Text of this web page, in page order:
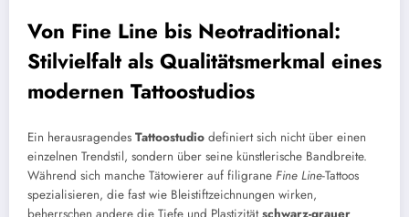
Von Fine Line bis Neotraditional:
Stilvielfalt als Qualitätsmerkmal eines
modernen Tattoostudios
Ein herausragendes Tattoostudio definiert sich nicht über einen
einzelnen Trendstil, sondern über seine künstlerische Bandbreite.
Während sich manche Tätowierer auf filigrane Fine Line-Tattoos
spezialisieren, die fast wie Bleistiftzeichnungen wirken,